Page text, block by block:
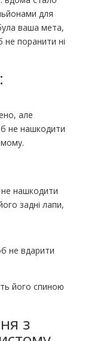
для
ваша мета,
не поранити ні
але
не нашкодити
нашкодити
задні лапи,
не вдарити
його спиною
з